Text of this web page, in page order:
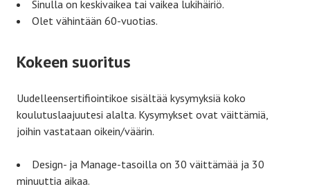
Sinulla on keskivaikea tai vaikea lukihäiriö.
Olet vähintään 60-vuotias.
Kokeen suoritus
Uudelleensertifiointikoe sisältää kysymyksiä koko
koulutuslaajuutesi alalta. Kysymykset ovat väittämiä,
joihin vastataan oikein/väärin.
Design- ja Manage-tasoilla on 30 väittämää ja 30
minuuttia aikaa.